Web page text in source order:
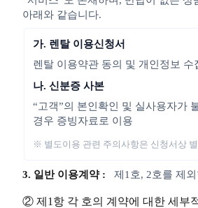
아래와 같습니다.
가. 렌탈 이용신청서
렌탈 이용약관 동의 및 개인정보 수
나. 신분증 사본
“고객”의 본인확인 및 실사용자가
경우 증빙자료로 이용
※ 별도이용 관련 주의사항은 신청서상
3. 일반 이용계약 : 제1호, 2호를 제
② 제1항 각 호의 계약에 대한 세부